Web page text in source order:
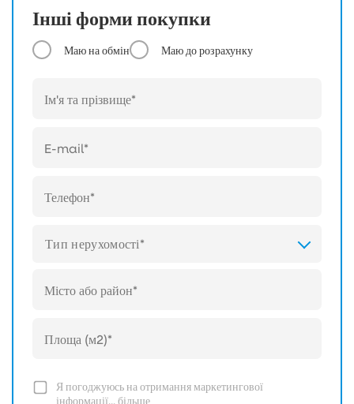
Інші форми покупки
Маю на обмін Маю до розрахунку
Тип нерухомості*
Я погоджуюсь на отримання маркетингової
інформації...більше